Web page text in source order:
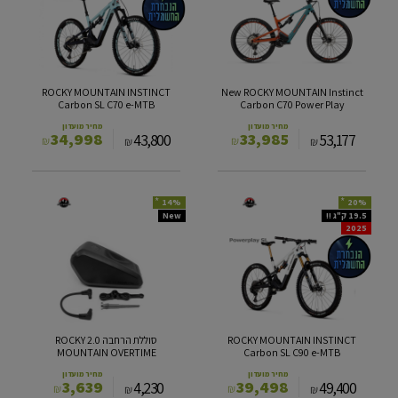
Instinct
Carbon
C70
Power
New ROCKY MOUNTAIN Instinct
Carbon C70 Power Play
מחיר מועדון
33,985
₪ 53,177
₪
Carbon
SL
ROCKY MOUNTAIN INSTINCT
Carbon SL C70 e-MTB
מחיר מועדון
34,998
₪ 43,800
₪
ROCKY
MOUNTAIN
INSTINCT
Carbon
SL
ROCKY MOUNTAIN INSTINCT
Carbon SL C90 e-MTB
19.5 ק"ג !!
2025
מחיר מועדון
39,498
₪ 49,400
₪
20%
*
סוללת
MOUNTAIN
OVERTIME
סוללת הרחבה 2.0 ROCKY
MOUNTAIN OVERTIME
New
מחיר מועדון
3,639
₪ 4,230
₪
14%
*